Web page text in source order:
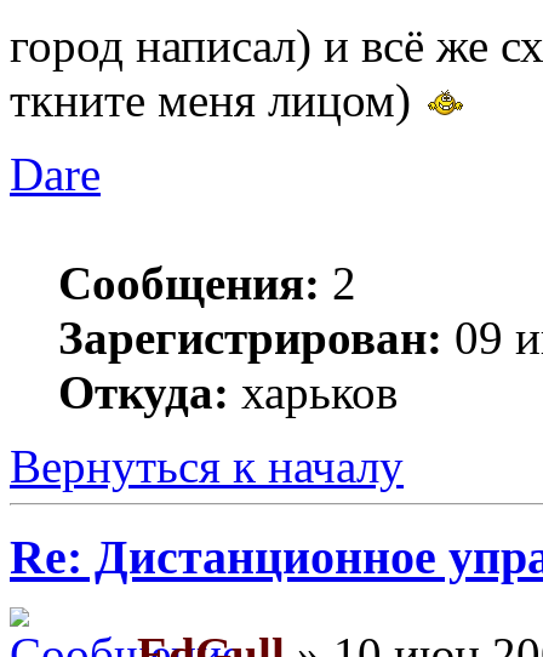
город написал) и всё же
ткните меня лицом)
Dare
Сообщения: 2
Зарегистрирован: 09
Откуда: харьков
Вернуться к началу
Re: Дистанционное